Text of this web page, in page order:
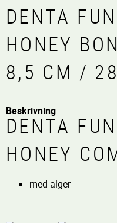
DENTA
HONEY
8,5 CM /
Beskrivning
DENTA
HONEY
med alger